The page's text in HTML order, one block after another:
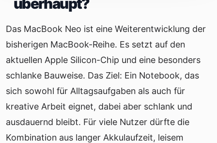
Das MacBook Neo ist eine Weiterentwicklung der
bisherigen MacBook-Reihe. Es setzt auf den
aktuellen Apple Silicon-Chip und eine besonders
schlanke Bauweise. Das Ziel: Ein Notebook, das
sich sowohl für Alltagsaufgaben als auch für
kreative Arbeit eignet, dabei aber schlank und
ausdauernd bleibt. Für viele Nutzer dürfte die
Kombination aus langer Akkulaufzeit, leisem